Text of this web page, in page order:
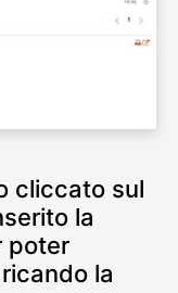
cliccato sul
la
poter
la